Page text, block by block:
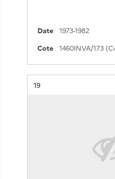
Date
1973-1982
Cote
Résultat n°
19